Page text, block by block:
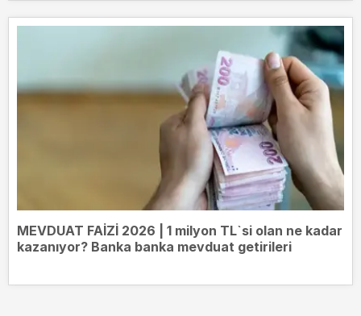
MEVDUAT FAİZİ 2026 | 1 milyon TL`si olan ne kadar
kazanıyor? Banka banka mevduat getirileri